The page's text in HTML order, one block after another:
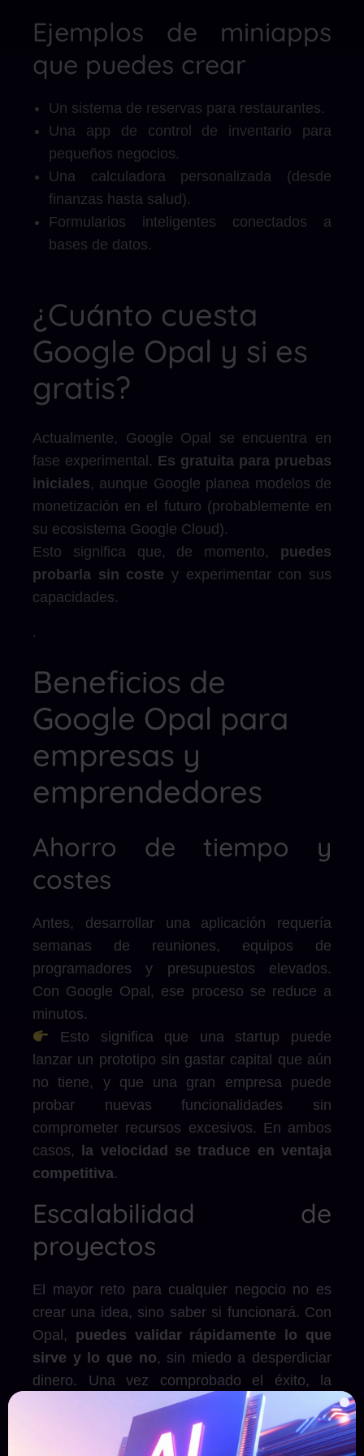
Ejemplos de miniapps
que puedes crear
Un sistema de reservas para restaurantes.
Una app de control de inventario para
pequeños negocios.
Una calculadora personalizada (desde
finanzas hasta salud).
Formularios inteligentes conectados a
bases de datos.
¿Cuánto cuesta
Google Opal y si es
gratis?
Actualmente, Google Opal se encuentra en
fase experimental. Es gratuita para pruebas
iniciales, aunque Google planea modelos de
monetización en el futuro (probablemente en
su ecosistema Google Cloud).
Esto significa que, de momento, puedes
probarla sin coste y experimentar con sus
capacidades.
.
Beneficios de
Google Opal para
empresas y
emprendedores
Ahorro de tiempo y
costes
Antes, desarrollar una aplicación requería
semanas de reuniones, equipos de
programadores y presupuestos elevados.
Con Google Opal, ese proceso se reduce a
minutos.
Esto significa que una startup puede
lanzar un prototipo sin gastar capital que aún
no tiene, y que una gran empresa puede
probar nuevas funcionalidades sin
comprometer recursos excesivos. En ambos
casos,
la velocidad se traduce en ventaja
competitiva.
Escalabilidad de
proyectos
El mayor reto para cualquier negocio no es
crear una idea, sino saber si funcionará. Con
Opal, puedes validar rápidamente lo que
sirve y lo que no, sin miedo a desperdiciar
dinero. Una vez comprobado el éxito, la
aplicación puede escalarse e integrarse con
procesos más grandes.
Es el equivalente digital a “probar en pequeño